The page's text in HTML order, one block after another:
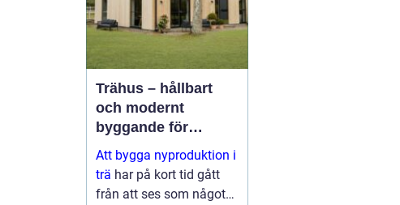
Trähus – hållbart
och modernt
byggande för
framtiden
Att bygga nyproduktion i
trä har på kort tid gått
från att ses som något